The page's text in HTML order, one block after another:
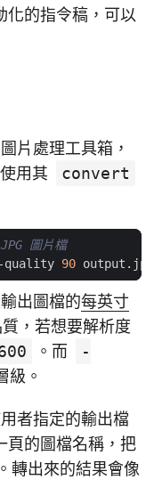
化的指令稿，可以
片處理工具箱，
用其
convert
圖片檔
quality 90
出圖檔的每英寸
，若想要解析度
。而
-
級。
者指定的輸出檔
頁的圖檔名稱，把
轉出來的結果會像